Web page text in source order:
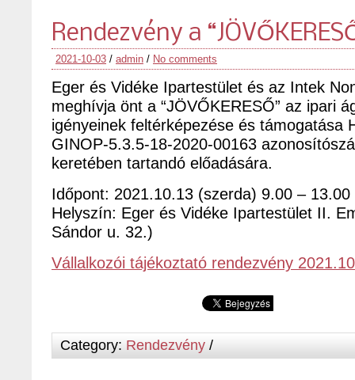
Rendezvény a
2021-10-03 / admin / No comments
Eger és Vidéke Ipartestület és az Intek
meghívja önt a “JÖVŐKERESŐ” az ipari
igényeinek feltérképezése és támogatása
GINOP-5.3.5-18-2020-00163
keretében tartandó előadására.
Időpont: 2021.10.13 (szerda) 9.00 – 13.00
Helyszín: Eger és Vidéke Ipartestület II.
Sándor u. 32.)
Vállalkozói tájékoztató rendezvény
Category: Rendezvény /